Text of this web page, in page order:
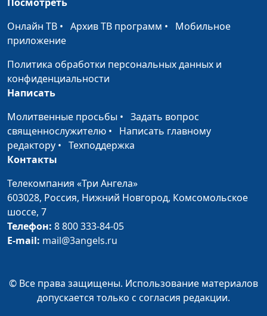
контролировать свои
эмоции?
Алина Караченцева,
Как справиться с
потерей?
Юлия Синицына,
Гостинг - что это? Что
делать?
Юлия Синицына,
Алина Караченцева,
практический психолог
Как найти друзей во
взрослом возрасте?
практический психолог
Как пережить
расставание?
Почему духовная
жизнь важна?
Юлия Синицына,
Алина Караченцева,
#204
Онлайн ТВ • Архив ТВ программ • Мобильное
приложение
Политика обработки персональных данных и
конфиденциальности
Написать
Молитвенные просьбы • Задать вопрос
священнослужителю • Написать главному
редактору • Техподдержка
Контакты
Телекомпания «Три Ангела»
603028, Россия, Нижний Новгород, Комсомольское
шоссе, 7
Телефон: 8 800 333-84-05
E-mail: mail@3angels.ru
© Все права защищены. Использование материалов
допускается только с согласия редакции.